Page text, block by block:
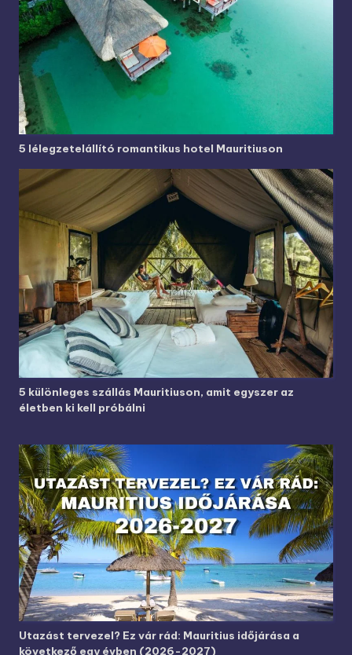
5 lélegzetelállító romantikus hotel Mauritiuson
5 különleges szállás Mauritiuson, amit egyszer az
életben ki kell próbálni
Utazást tervezel? Ez vár rád: Mauritius időjárása a
következő egy évben (2026-2027)